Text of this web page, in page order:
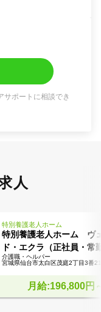
サポートに相談でき
人
特別養護老人ホーム
特別養護老人ホーム ヴ
ド・エクラ（正社員・常
介護職・ヘルパー
宮城県仙台市太白区茂庭2丁目3番21
月給:196,800円